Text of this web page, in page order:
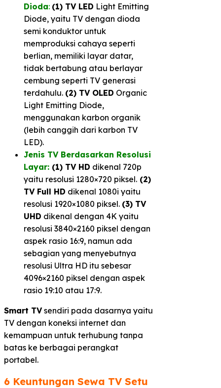
Dioda: (1) TV LED Light Emitting
Diode, yaitu TV dengan dioda
semi konduktor untuk
memproduksi cahaya seperti
berlian, memiliki layar datar,
tidak bertabung atau berlayar
cembung seperti TV generasi
terdahulu. (2) TV OLED Organic
Light Emitting Diode,
menggunakan karbon organik
(lebih canggih dari karbon TV
LED).
Jenis TV Berdasarkan Resolusi
Layar: (1) TV HD dikenal 720p
yaitu resolusi 1280×720 piksel. (2)
TV Full HD dikenal 1080i yaitu
resolusi 1920×1080 piksel. (3) TV
UHD dikenal dengan 4K yaitu
resolusi 3840×2160 piksel dengan
aspek rasio 16:9, namun ada
sebagian yang menyebutnya
resolusi Ultra HD itu sebesar
4096×2160 piksel dengan aspek
rasio 19:10 atau 17:9.
Smart TVsendiri pada dasarnya yaitu
TV dengan koneksi internet dan
kemampuan untuk terhubung tanpa
batas ke berbagai perangkat
portabel.
6 Keuntungan Sewa TV Setu